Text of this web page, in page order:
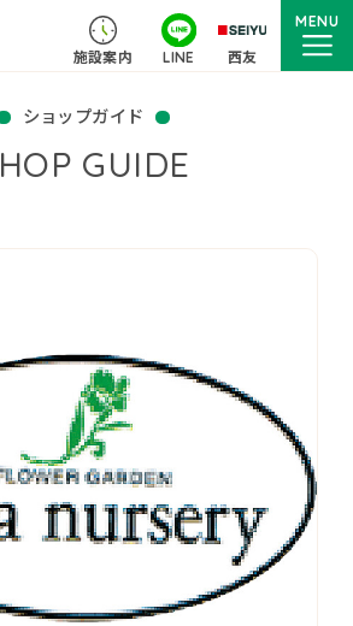
施設案内 LINE 西友
MENU
ショップガイド
SHOP GUIDE